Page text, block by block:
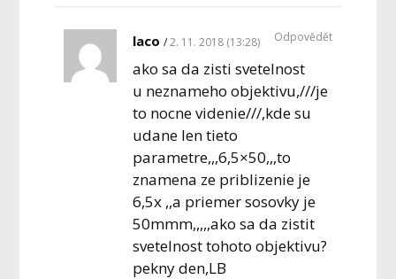
laco 2. 11. 2018 (13:28)
ako sa da zisti svetelnost
u neznameho objektivu,///je
to nocne videnie///,kde su
udane len tieto
parametre,,,6,5×50,,,to
znamena ze priblizenie je
6,5x ,,a priemer sosovky je
50mmm,,,,,ako sa da zistit
svetelnost tohoto objektivu?
pekny den,LB
Odpovědět